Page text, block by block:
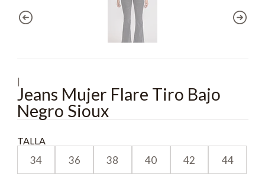
|
Jeans Mujer Flare Tiro Bajo
Negro Sioux
TALLA
34 36 38 40 42 44